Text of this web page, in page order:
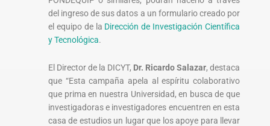
del ingreso de sus datos a un formulario creado por
el equipo de la Dirección de Investigación Científica
y Tecnológica.
El Director de la DICYT, Dr. Ricardo Salazar, destaca
que “Esta campaña apela al espíritu colaborativo
que prima en nuestra Universidad, en busca de que
investigadoras e investigadores encuentren en esta
casa de estudios un lugar que los apoye para llevar